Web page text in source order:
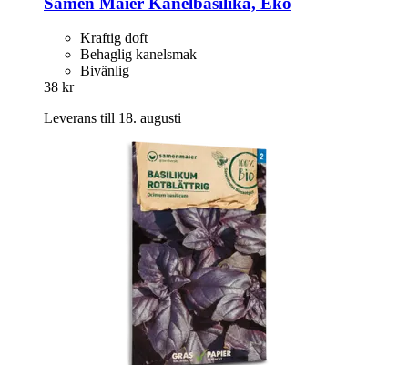
Kraftig doft
Behaglig kanelsmak
Bivänlig
38 kr
Leverans till 18. augusti